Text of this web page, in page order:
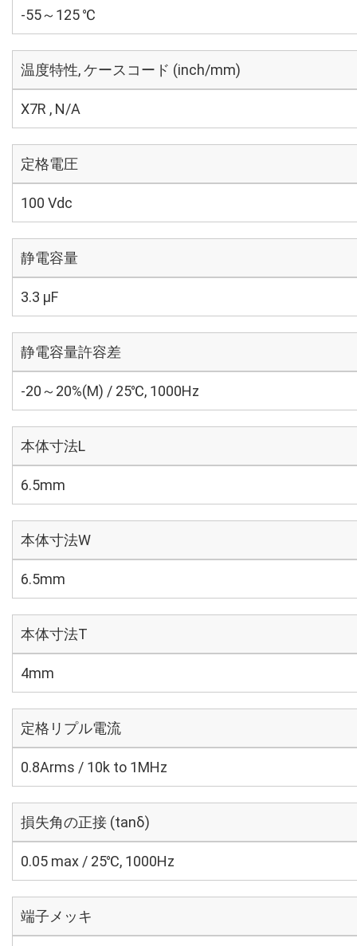
-55～125 ℃
温度特性, ケースコード (inch/mm)
X7R , N/A
定格電圧
100 Vdc
静電容量
3.3 µF
静電容量許容差
-20～20%(M) / 25℃, 1000Hz
本体寸法L
6.5mm
本体寸法W
6.5mm
本体寸法T
4mm
定格リプル電流
0.8Arms / 10k to 1MHz
損失角の正接 (tanδ)
0.05 max / 25℃, 1000Hz
端子メッキ